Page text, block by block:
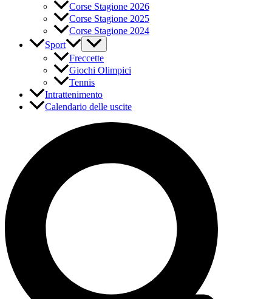
Corse Stagione 2026
Corse Stagione 2025
Corse Stagione 2024
Sport
Freccette
Giochi Olimpici
Tennis
Intrattenimento
Calendario delle uscite